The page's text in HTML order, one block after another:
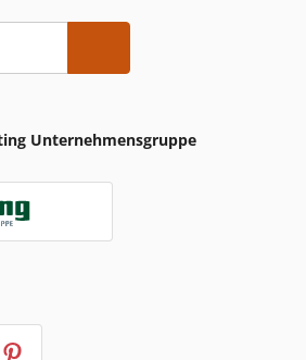
Unternehmensgruppe